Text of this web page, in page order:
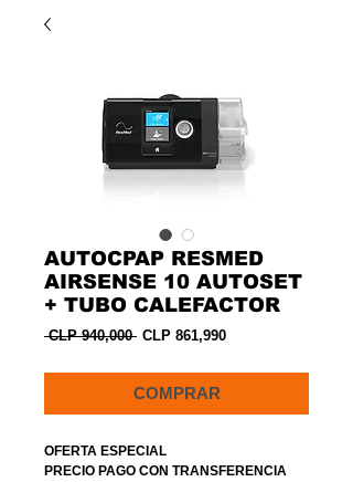
AUTOCPAP RESMED
AIRSENSE 10 AUTOSET
+ TUBO CALEFACTOR
CLP 940,000 Precio
CLP 861,990Precio
oferta
COMPRAR
OFERTA ESPECIAL
PRECIO PAGO CON TRANSFERENCIA